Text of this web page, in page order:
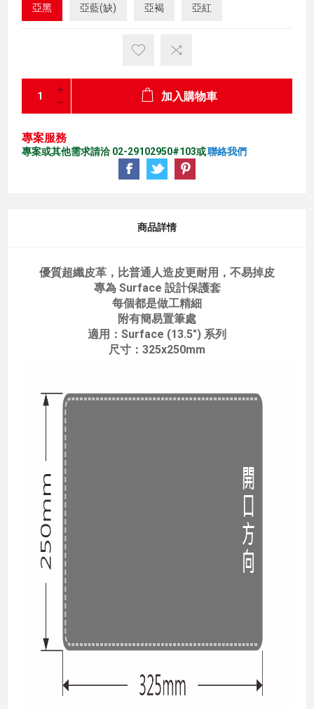
亞黑 亞藍(缺) 亞褐 亞紅
加入購物車
專案服務
專案或其他需求請洽 02-29102950#103或聯絡我們
商品詳情
優質超纖皮革，比普通人造皮更耐用，不易掉皮
專為 Surface 設計保護套
每個都是做工精細
附有簡易置筆處
適用：Surface (13.5") 系列
尺寸：325x250mm